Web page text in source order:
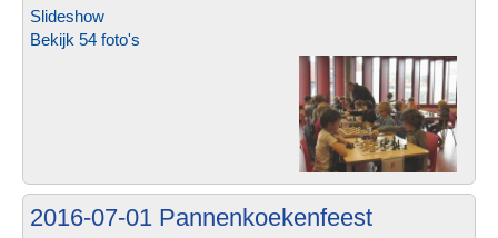
Slideshow
Bekijk 54 foto's
2016-07-01 Pannenkoekenfeest